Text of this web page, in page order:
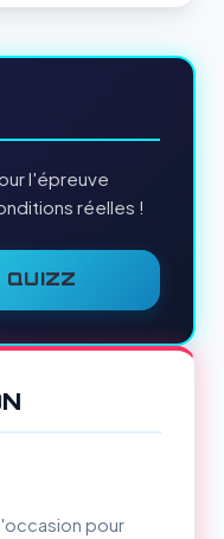
l'épreuve
réelles !
pour